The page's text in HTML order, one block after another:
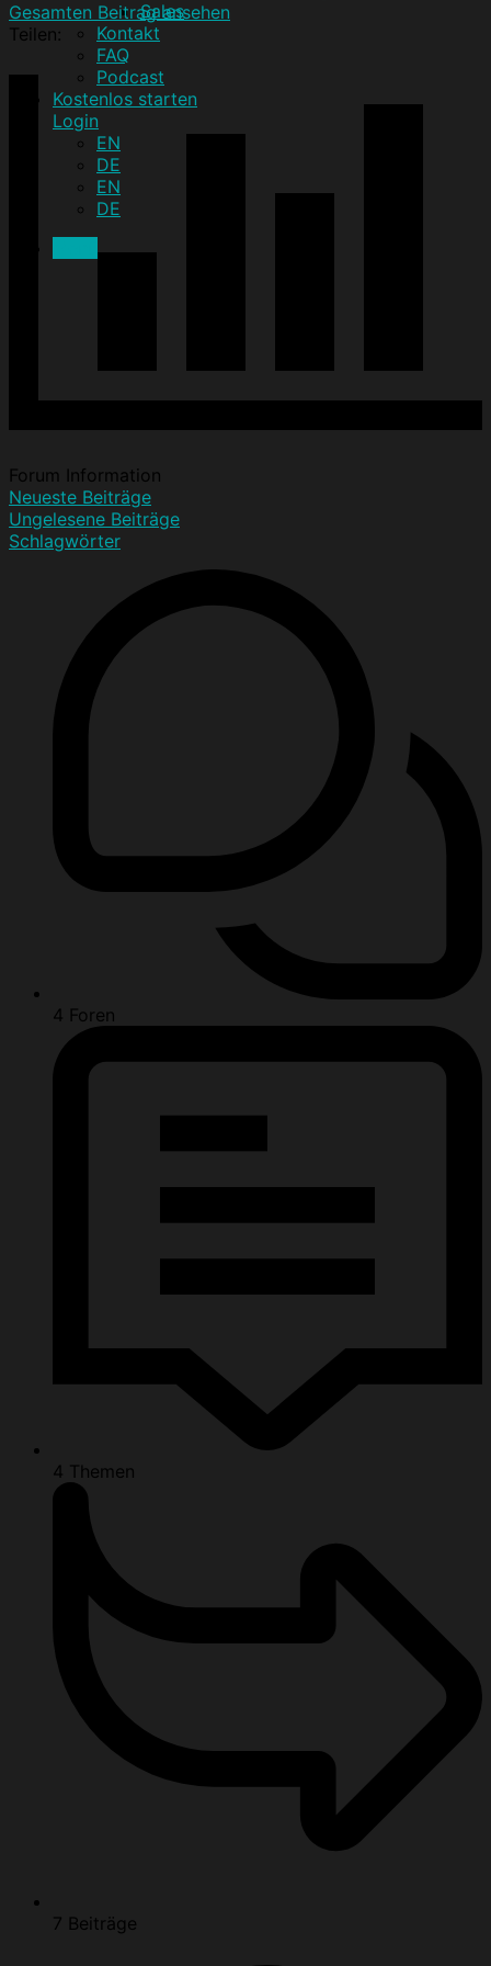
Sales
Kontakt
FAQ
Podcast
Kostenlos starten
Login
EN
DE
EN
DE
Gesamten Beitrag ansehen
Teilen:
Forum Information
Neueste Beiträge
Ungelesene Beiträge
Schlagwörter
4 Foren
4 Themen
7 Beiträge